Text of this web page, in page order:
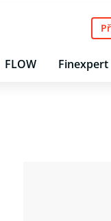
FLOW Finexpert